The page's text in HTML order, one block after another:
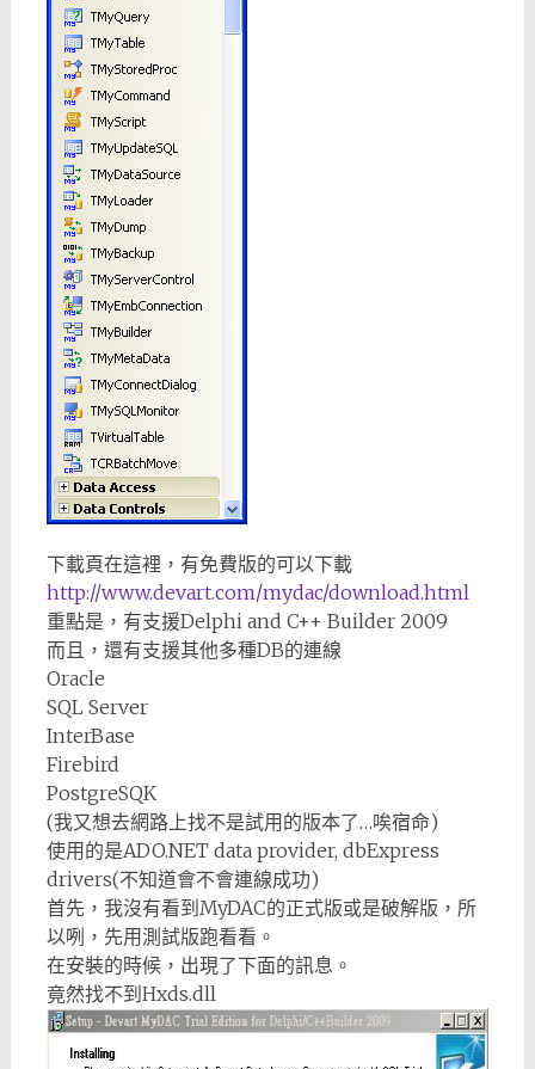
下載頁在這裡，有免費版的可以下載
http://www.devart.com/mydac/download.html
重點是，有支援Delphi and C++ Builder 2009
而且，還有支援其他多種DB的連線
Oracle
SQL Server
InterBase
Firebird
PostgreSQK
(我又想去網路上找不是試用的版本了…唉宿命)
使用的是ADO.NET data provider, dbExpress
drivers(不知道會不會連線成功)
首先，我沒有看到MyDAC的正式版或是破解版，所
以咧，先用測試版跑看看。
在安裝的時候，出現了下面的訊息。
竟然找不到Hxds.dll